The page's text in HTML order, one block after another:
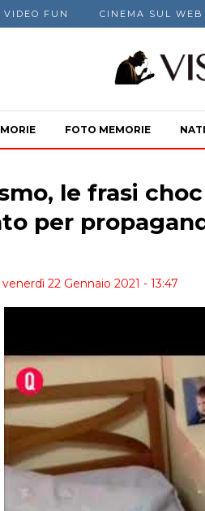
VIDEO FUN CINEMA SUL WEB
FOTO MEMORIE
le frasi
per
venerdì 22 Gennaio 2021 - 13:47